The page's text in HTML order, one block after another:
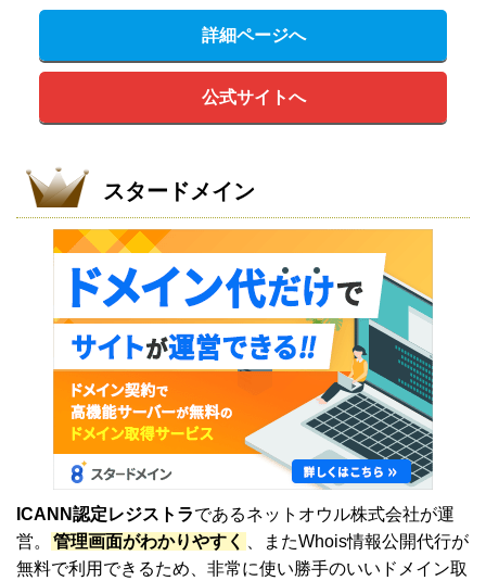
詳細ページへ
公式サイトへ
スタードメイン
ICANN認定レジストラであるネットオウル株式会社が運
営。
管理画面がわかりやすく
、またWhois情報公開代行が
無料で利用できるため、非常に使い勝手のいいドメイン取